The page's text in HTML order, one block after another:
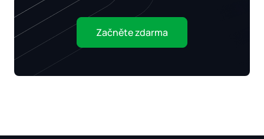
Začněte zdarma